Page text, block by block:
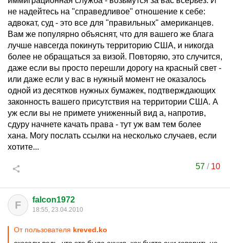
не надейтесь на "справедливое" отношение к себе:
адвокат, суд - это все для "правильных" американцев.
Вам же популярно объяснят, что для вашего же блага
лучше навсегда покинуть территорию США, и никогда
более не обращаться за визой. Повторяю, это случится,
даже если вы просто перешли дорогу на красный свет -
или даже если у вас в нужный момент не оказалось
одной из десятков нужных бумажек, подтверждающих
законность вашего присутствия на территории США. А
уж если вы не примете униженный вид а, напротив,
сдуру начнете качать права - тут уж вам тем более
хана. Могу послать ссылки на несколько случаев, если
хотите...
57/ 10
F falcon1972
18:55, 23.04.2010
От пользователя kreved.ko